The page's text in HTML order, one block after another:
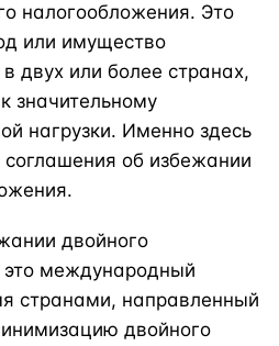
налогообложения. Это
или имущество
двух или более странах,
значительному
нагрузки. Именно здесь
об избежании
двойного
международный
странами, направленный
двойного